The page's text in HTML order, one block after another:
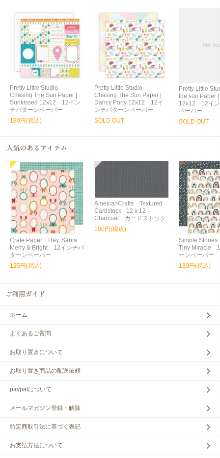
Pretty Little Studio
Chasing The Sun Paper |
Sunkissed 12x12 12イン
チパターンペーパー
180円(税込)
Pretty Little Studio
Chasing The Sun Paper |
Dancy Party 12x12 12イ
ンチパターンペーパー
SOLD OUT
Pretty Little
the sun Paper
12x12 12イン
ペーパー
SOLD OUT
Crate Paper Hey, Santa
Merry & Bright 12インチパ
ターンペーパー
125円(税込)
AmeicanCrafts Textured
Cardstock - 12 x 12 -
Charcoal カードストック
100円(税込)
Simple
Tiny Miracle
ーンペーパー
130円(税込)
ホーム
よくあるご質問
お取り置きについて
お取り置き商品の配送依頼
paypalについて
メールマガジン登録・解除
特定商取引法に基づく表記
お支払方法について